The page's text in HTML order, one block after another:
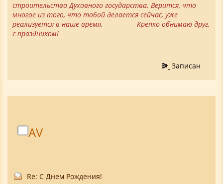
строительства Духовного государства. Верится, что
многое из того, что тобой делается сейчас, уже
реализуется в наше время. Крепко обнимаю друг,
с праздником!
Записан
AV
Re: С Днем Рождения!